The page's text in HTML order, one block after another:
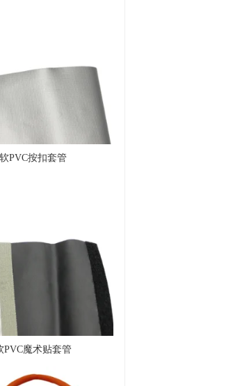
软PVC按扣套管
PVC魔术贴套管